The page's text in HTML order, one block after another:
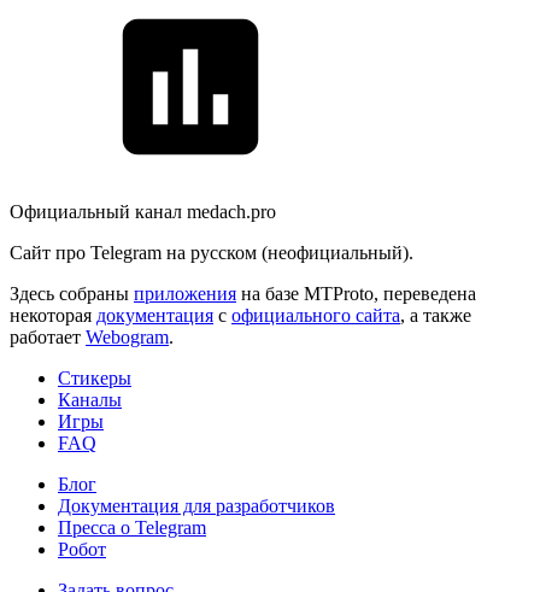
Официальный канал medach.pro
Сайт про Telegram на русском (неофициальный).
Здесь собраны приложения на базе MTProto, переведена
некоторая документация с официального сайта, а также
работает Webogram.
Стикеры
Каналы
Игры
FAQ
Блог
Документация для разработчиков
Пресса о Telegram
Робот